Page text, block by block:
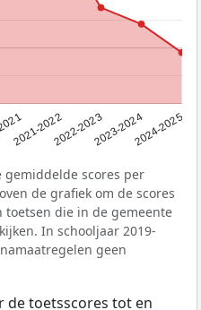
2021-20222022-20232023-20242024-2025
gemiddelde scores per
de grafiek om de scores
toetsen die in de gemeente
In schooljaar 2019-
geen
de toetsscores tot en